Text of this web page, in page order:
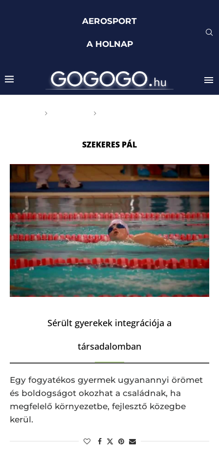
AEROSPORT
A HOLNAP
SZEKERES PÁL
Sérült gyerekek integrációja a
társadalomban
Egy fogyatékos gyermek ugyanannyi örömet
és boldogságot okozhat a családnak, ha
megfelelő környezetbe, fejlesztő közegbe
kerül.